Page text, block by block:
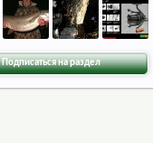
Подписаться на раздел